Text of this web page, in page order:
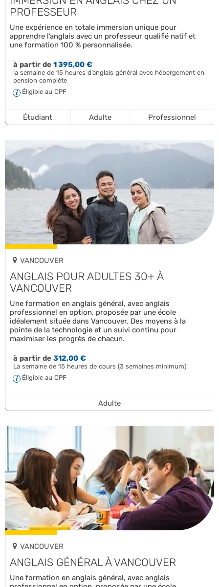
PROFESSEUR
Une expérience en totale immersion unique pour
apprendre l’anglais avec un professeur qualifié natif et
une formation 100 % personnalisée.
à partir de1 395,00 €
la semaine de 15 heures d’anglais général avec hébergement en
pension complète
Éligible au CPF
Étudiant Adulte Professionnel
VANCOUVER
ANGLAIS POUR ADULTES 30+ À
VANCOUVER
Une formation en anglais général, avec anglais
professionnel en option, proposée par une école
idéalement située dans Vancouver. Des moyens à la
pointe de la technologie et un suivi continu pour
maximiser les progrès de chacun.
à partir de312,00 €
La semaine de 15 heures de cours (3 semaines minimum)
Éligible au CPF
Adulte
VANCOUVER
ANGLAIS GÉNÉRAL À VANCOUVER
Une formation en anglais général, avec anglais